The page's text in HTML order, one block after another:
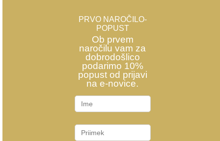
PRVO NAROČILO-
POPUST
Ob prvem
naročilu vam za
dobrodošlico
podarimo 10%
popust od prijavi
na e-novice.